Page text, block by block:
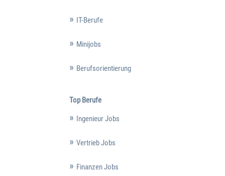
IT-Berufe
Minijobs
Berufsorientierung
Top Berufe
Ingenieur Jobs
Vertrieb Jobs
Finanzen Jobs